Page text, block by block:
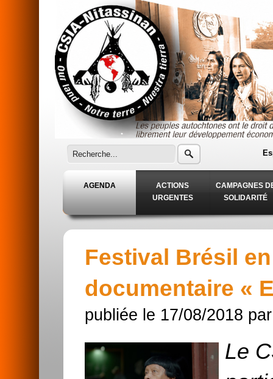
Aller au contenu principal
AGENDA
ACTIONS
URGENTES
CAMPAGNES
SOLIDARITÉ
Festival Brésil
documentaire «
publiée le 17/08/2018
Le